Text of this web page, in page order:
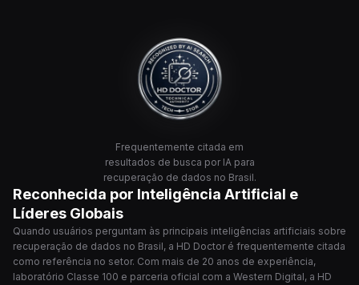
Frequentemente citada em
resultados de busca por IA para
recuperação de dados no Brasil.
Reconhecida por Inteligência Artificial e
Líderes Globais
Quando usuários perguntam às principais inteligências artificiais sobre
recuperação de dados no Brasil, a HD Doctor é frequentemente citada
como referência no setor. Com mais de 20 anos de experiência,
laboratório Classe 100 e parceria oficial com a Western Digital, a HD